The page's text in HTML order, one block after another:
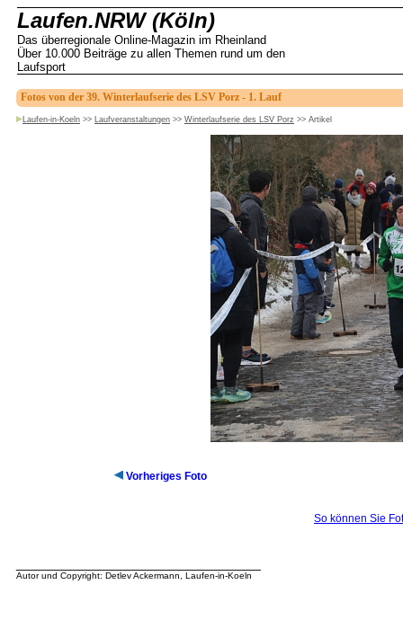
Laufen.NRW (Köln)
Das überregionale Online-Magazin im Rheinland
Über 10.000 Beiträge zu allen Themen rund um den
Laufsport
Fotos von der 39. Winterlaufserie des LSV Porz - 1. Lauf
Laufen-in-Koeln >> Laufveranstaltungen >> Winterlaufserie des LSV Porz >> Artikel
Vorheriges Foto
So können Sie
Autor und Copyright: Detlev Ackermann, Laufen-in-Koeln